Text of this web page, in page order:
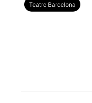
Teatre Barcelona